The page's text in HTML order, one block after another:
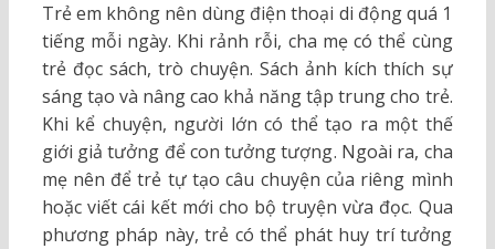
Trẻ em không nên dùng điện thoại di động quá 1
tiếng mỗi ngày. Khi rảnh rỗi, cha mẹ có thể cùng
trẻ đọc sách, trò chuyện. Sách ảnh kích thích sự
sáng tạo và nâng cao khả năng tập trung cho trẻ.
Khi kể chuyện, người lớn có thể tạo ra một thế
giới giả tưởng để con tưởng tượng. Ngoài ra, cha
mẹ nên để trẻ tự tạo câu chuyện của riêng mình
hoặc viết cái kết mới cho bộ truyện vừa đọc. Qua
phương pháp này, trẻ có thể phát huy trí tưởng